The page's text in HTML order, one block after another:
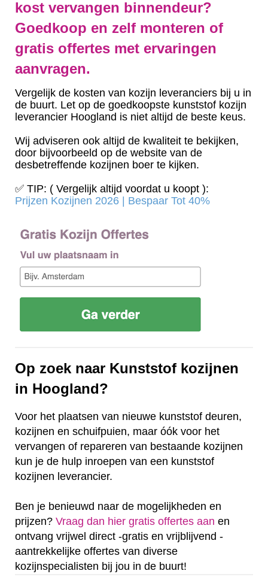
kost vervangen binnendeur?
Goedkoop en zelf monteren of
gratis offertes met ervaringen
aanvragen.
Vergelijk de kosten van kozijn leveranciers bij u in
de buurt. Let op de goedkoopste kunststof kozijn
leverancier Hoogland is niet altijd de beste keus.
Wij adviseren ook altijd de kwaliteit te bekijken,
door bijvoorbeeld op de website van de
desbetreffende kozijnen boer te kijken.
✅ TIP: ( Vergelijk altijd voordat u koopt ):
Prijzen Kozijnen 2026 | Bespaar Tot 40%‎
Op zoek naar Kunststof kozijnen
in Hoogland?
Voor het plaatsen van nieuwe kunststof deuren,
kozijnen en schuifpuien, maar óók voor het
vervangen of repareren van bestaande kozijnen
kun je de hulp inroepen van een kunststof
kozijnen leverancier.
Ben je benieuwd naar de mogelijkheden en
prijzen? Vraag dan hier gratis offertes aan en
ontvang vrijwel direct -gratis en vrijblijvend -
aantrekkelijke offertes van diverse
kozijnspecialisten bij jou in de buurt!